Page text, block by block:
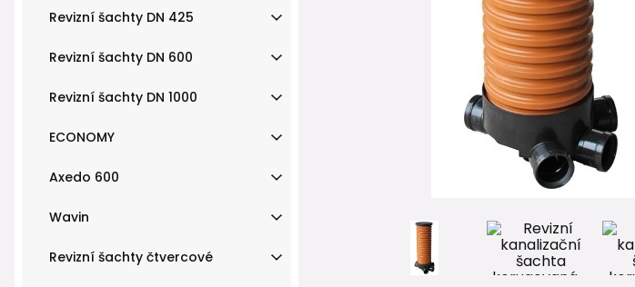
Revizní šachty DN 425
Revizní šachty DN 600
Revizní šachty DN 1000
ECONOMY
Axedo 600
Wavin
Revizní šachty čtvercové